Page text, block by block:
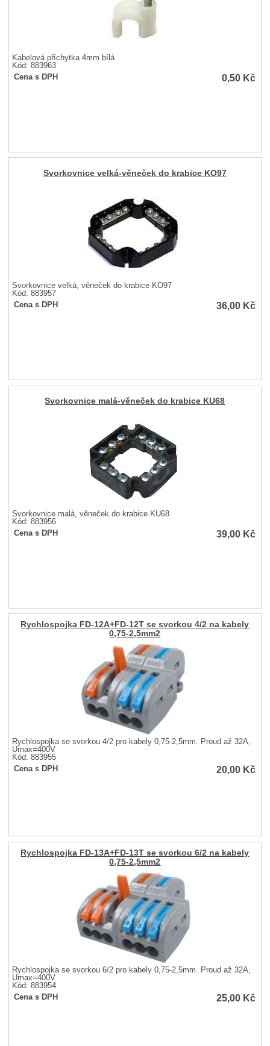
Kabelová příchytka 4mm bílá
Kód: 883963
Cena s DPH
0,50 Kč
Svorkovnice velká-věneček do krabice KO97
Svorkovnice velká, věneček do krabice KO97
Kód: 883957
Cena s DPH
36,00 Kč
Svorkovnice malá-věneček do krabice KU68
Svorkovnice malá, věneček do krabice KU68
Kód: 883956
Cena s DPH
39,00 Kč
Rychlospojka FD-12A+FD-12T se svorkou 4/2 na kabely
0,75-2,5mm2
Rychlospojka se svorkou 4/2 pro kabely 0,75-2,5mm. Proud až 32A,
Umax=400V
Kód: 883955
Cena s DPH
20,00 Kč
Rychlospojka FD-13A+FD-13T se svorkou 6/2 na kabely
0,75-2,5mm2
Rychlospojka se svorkou 6/2 pro kabely 0,75-2,5mm. Proud až 32A,
Umax=400V
Kód: 883954
Cena s DPH
25,00 Kč